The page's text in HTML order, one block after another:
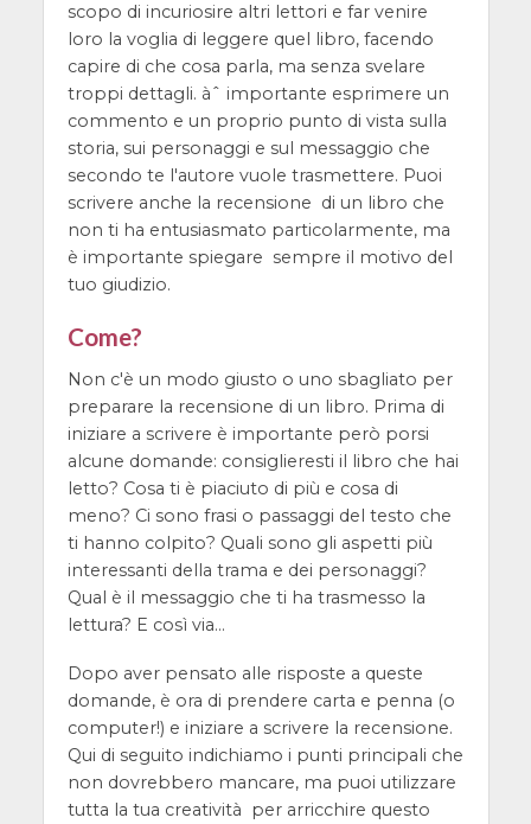
scopo di incuriosire altri lettori e far venire
loro la voglia di leggere quel libro, facendo
capire di che cosa parla, ma senza svelare
troppi dettagli. àˆ importante esprimere un
commento e un proprio punto di vista sulla
storia, sui personaggi e sul messaggio che
secondo te l'autore vuole trasmettere. Puoi
scrivere anche la recensione di un libro che
non ti ha entusiasmato particolarmente, ma
è importante spiegare sempre il motivo del
tuo giudizio.
Come?
Non c'è un modo giusto o uno sbagliato per
preparare la recensione di un libro. Prima di
iniziare a scrivere è importante però porsi
alcune domande: consiglieresti il libro che hai
letto? Cosa ti è piaciuto di più e cosa di
meno? Ci sono frasi o passaggi del testo che
ti hanno colpito? Quali sono gli aspetti più
interessanti della trama e dei personaggi?
Qual è il messaggio che ti ha trasmesso la
lettura? E così via...
Dopo aver pensato alle risposte a queste
domande, è ora di prendere carta e penna (o
computer!) e iniziare a scrivere la recensione.
Qui di seguito indichiamo i punti principali che
non dovrebbero mancare, ma puoi utilizzare
tutta la tua creatività per arricchire questo